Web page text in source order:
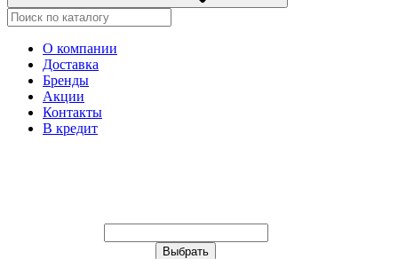
О компании
Доставка
Бренды
Акции
Контакты
В кредит